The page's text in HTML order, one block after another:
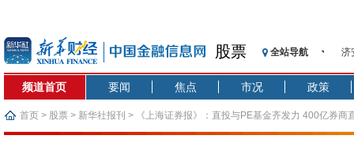
股票 全站导航
济
【
【
济
频道首页 要闻 焦点 市况 政策
首页 > 股票 > 新华社报刊 > 《上海证券报》：直投与PE基金齐发力 400亿券商